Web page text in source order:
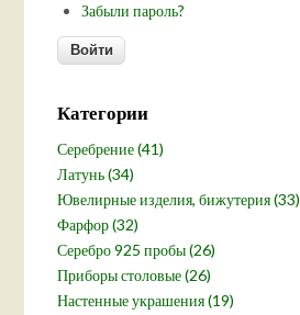
Забыли пароль?
Категории
Серебрение (41)
Латунь (34)
Ювелирные изделия, бижутерия (33)
Фарфор (32)
Серебро 925 пробы (26)
Приборы столовые (26)
Настенные украшения (19)